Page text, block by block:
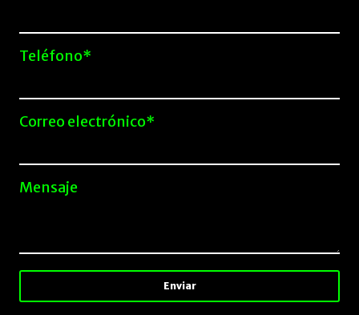
Teléfono*
Correo electrónico*
Mensaje